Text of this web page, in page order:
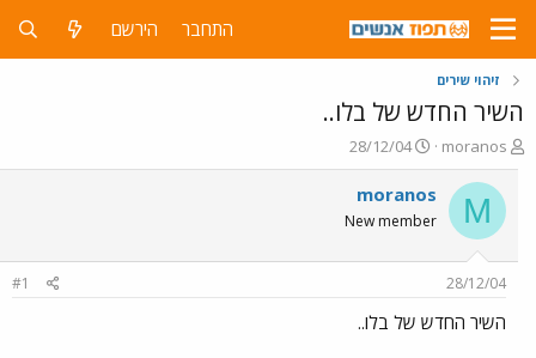
התחבר הירשם
זיהוי שירים
השיר החדש של בלו..
פ
ו
ת
ח
ה
ש
א
moranos
פ
ו
ר
ם
ר
28/12/04
M
moranos
New member
28/12/04
#1
השיר החדש של בלו..